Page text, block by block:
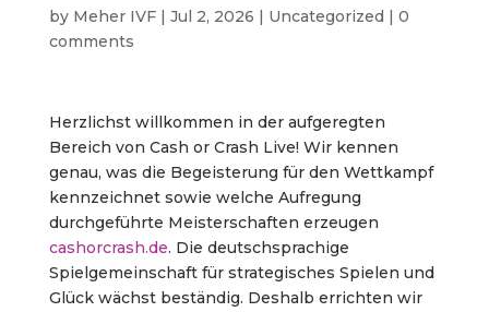
by Meher IVF| Jul 2, 2026 | Uncategorized | 0
comments
Herzlichst willkommen in der aufgeregten
Bereich von Cash or Crash Live! Wir kennen
genau, was die Begeisterung für den Wettkampf
kennzeichnet sowie welche Aufregung
durchgeführte Meisterschaften erzeugen
cashorcrash.de. Die deutschsprachige
Spielgemeinschaft für strategisches Spielen und
Glück wächst beständig. Deshalb errichten wir